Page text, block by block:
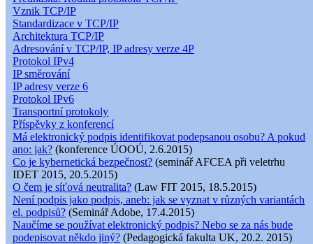
Vznik TCP/IP
Standardizace v TCP/IP
Architektura TCP/IP
Adresování v TCP/IP, IP adresy verze 4P
Protokol IPv4
IP směrování
IP adresy verze 6
Protokol IPv6
Transportní protokoly
Příspěvky z konferencí
Má elektronický podpis identifikovat podepsanou osobu? A pokud
ano: jak? (konference ÚOOÚ, 2.6.2015)
Co je kybernetická bezpečnost? (seminář AFCEA při veletrhu
IDET 2015, 20.5.2015)
O čem je síťová neutralita? (Law FIT 2015, 18.5.2015)
Není podpis jako podpis, aneb: jak se vyznat v různých variantách
el. podpisů? (Seminář Adobe, 17.4.2015)
Naučíme se používat elektronický podpis? Nebo se za nás bude
podepisovat někdo jiný? (Pedagogická fakulta UK, 20.2. 2015)